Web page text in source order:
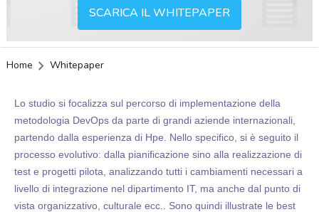
SCARICA IL WHITEPAPER
Home Whitepaper
Lo studio si focalizza sul percorso di implementazione della
metodologia DevOps da parte di grandi aziende internazionali,
partendo dalla esperienza di Hpe. Nello specifico, si è seguito il
processo evolutivo: dalla pianificazione sino alla realizzazione di
test e progetti pilota, analizzando tutti i cambiamenti necessari a
livello di integrazione nel dipartimento IT, ma anche dal punto di
vista organizzativo, culturale ecc.. Sono quindi illustrate le best